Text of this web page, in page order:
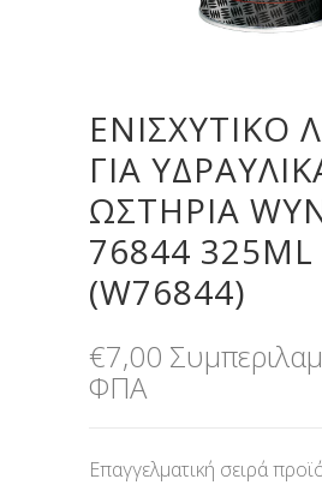
ΕΝΙΣΧΥΤΙΚΌ
ΓΙΑ
ΩΣΤΉΡΙΑ
76844 325ML
(W76844)
€7,00
ΦΠΑ
Επαγγελματική σειρά